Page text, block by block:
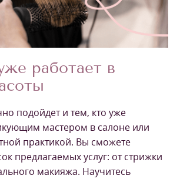
работает в
подойдет и тем, кто уже
мастером в салоне или
практикой. Вы сможете
предлагаемых услуг: от стрижки
макияжа. Научитесь